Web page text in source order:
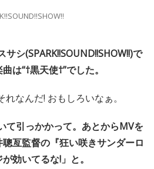
シ(SPARK!!SOUND!!SHOW!!)で
は“†黒天使†”でした。
れなんだ! おもしろいなぁ。
て引っかかって。あとからMVを
亙監督の『狂い咲きサンダーロ
効いてるな!」と。